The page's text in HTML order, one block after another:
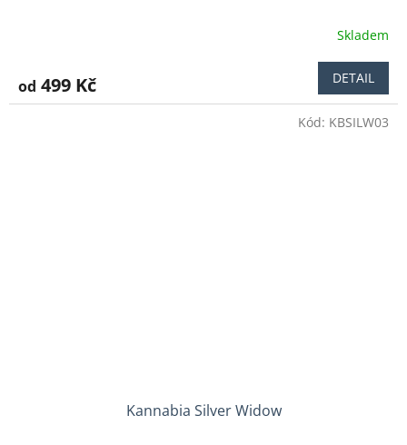
Skladem
od 499 Kč DETAIL
Kannabia Silver Widow
Kód: KBSILW03